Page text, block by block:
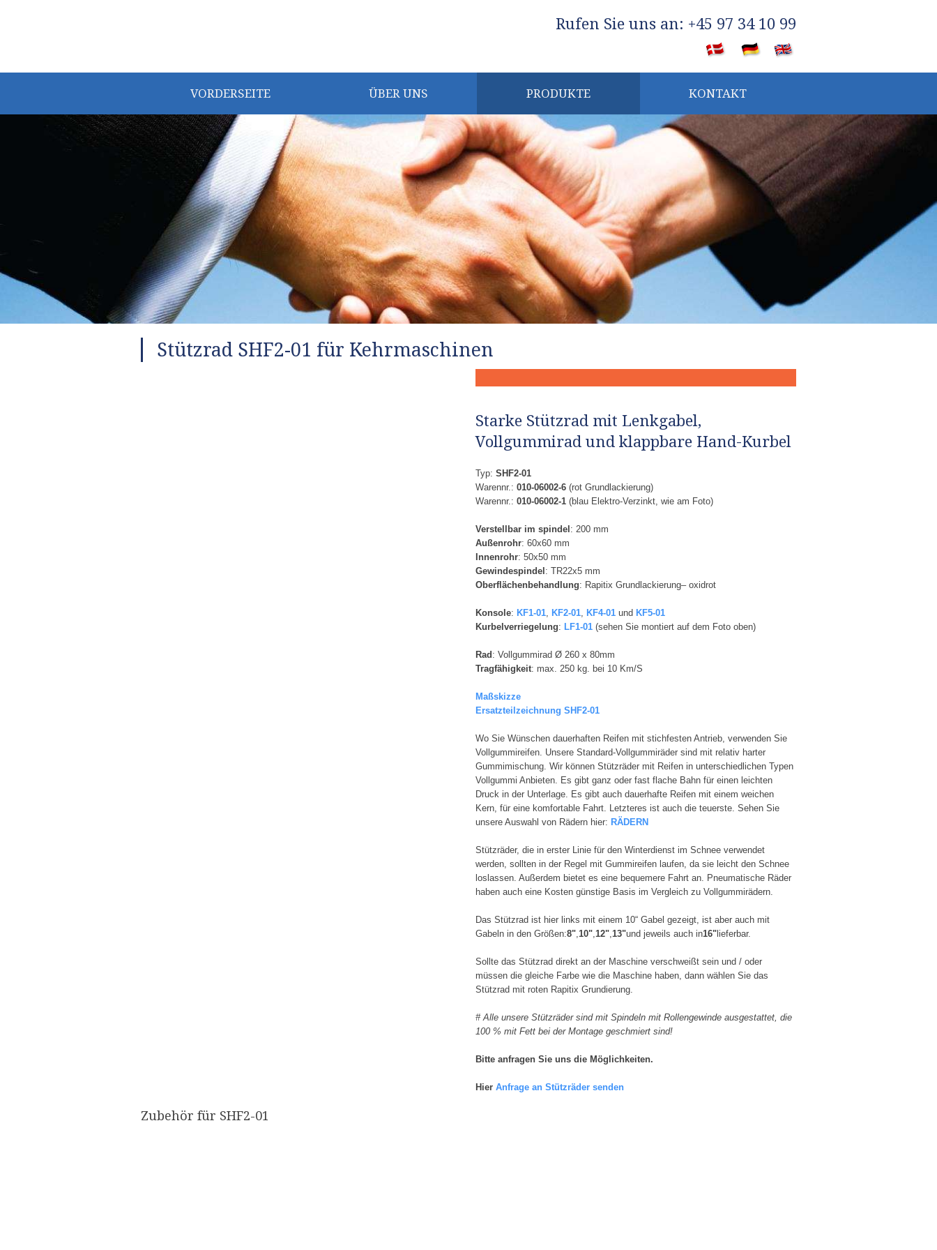
​Rufen Sie uns an: +45 97 34 10 99
VORDERSEITE ÜBER UNS PRODUKTE KONTAKT
Stützrad SHF2-01​ für Kehrmaschinen
Starke Stützrad mit Lenkgabel,
Vollgummirad und klappbare Hand-Kurbel
Typ: SHF2-01
Warennr.: 010-06002-6 (rot Grundlackierung)
Warennr.: 010-06002-1(blau Elektro-Verzinkt, wie am Foto)
Verstellbar im spindel: 200 mm
Außenrohr: 60x60 mm
Innenrohr: 50x50 mm
Gewindespindel: TR22x5 mm
Oberflächenbehandlung: Rapitix Grundlackierung– oxidrot
Konsole: KF1-01, KF2-01, KF4-01und KF5-01
Kurbelverriegelung: ​ LF1-01(sehen Sie montiert auf dem Foto oben)
Rad: Vollgummirad Ø 260 x 80mm
Tragfähigkeit: max. 250 kg. bei 10 Km/S
Maßskizze
Ersatzteilzeichnung SHF2-01
Wo Sie Wünschen dauerhaften Reifen mit stichfesten Antrieb, verwenden Sie
Vollgummireifen. Unsere Standard-Vollgummiräder sind mit relativ harter
Gummimischung. Wir können Stützräder mit Reifen in unterschiedlichen Typen
Vollgummi Anbieten. Es gibt ganz oder fast flache Bahn für einen leichten
Druck in der Unterlage. Es gibt auch dauerhafte Reifen mit einem weichen
Kern, für eine komfortable Fahrt. Letzteres ist auch die teuerste. Sehen Sie
unsere Auswahl von Rädern hier: RÄDERN
Stützräder, die in erster Linie für den Winterdienst im Schnee verwendet
werden, sollten in der Regel mit Gummireifen laufen, da sie leicht den Schnee
loslassen. Außerdem bietet es eine bequemere Fahrt an. Pneumatische Räder
haben auch eine Kosten günstige Basis im Vergleich zu Vollgummirädern.
Das Stützrad ist hier links mit einem 10“ Gabel gezeigt, ist aber auch mit
Gabeln in den Größen:​8",​ 10",​ 12",​ 13"und jeweils auch in​16"​lieferbar.
Sollte das Stützrad direkt an der Maschine verschweißt sein und / oder
müssen die gleiche Farbe wie die Maschine haben, dann wählen Sie das
Stützrad mit roten Rapitix Grundierung.
# Alle unsere Stützräder sind mit Spindeln mit Rollengewinde ausgestattet, die
100 % mit Fett bei der Montage geschmiert sind!
Bitte anfragen Sie uns die Möglichkeiten.
Hier Anfrage an Stützräder senden
Zubehör für SHF2-01​